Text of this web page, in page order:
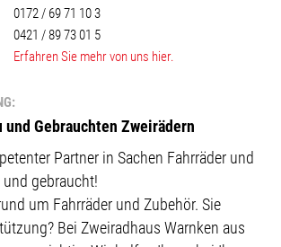
0172 / 69 71 10 3
0421 / 89 73 01 5
Erfahren Sie mehr von uns hier.
und Gebrauchten Zweirädern
Partner in Sachen Fahrräder und
gebraucht!
um Fahrräder und Zubehör. Sie
Bei Zweiradhaus Warnken aus